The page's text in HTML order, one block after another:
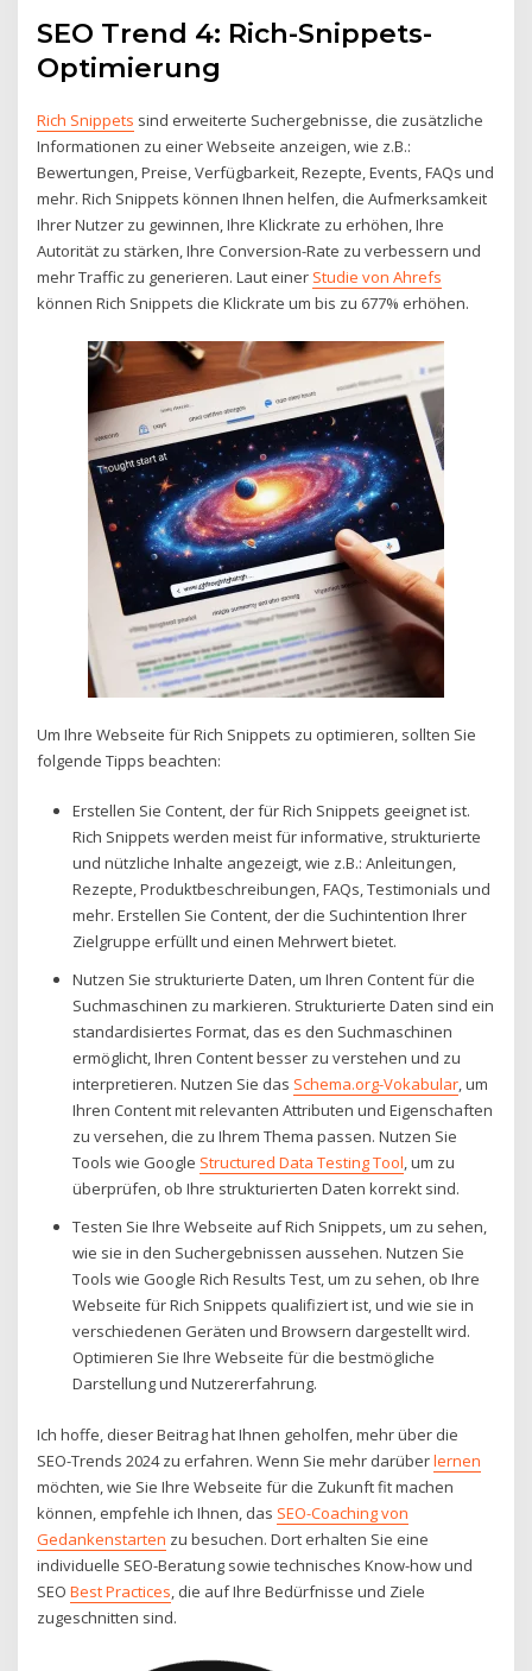
SEO Trend 4: Rich-Snippets-
Optimierung
Rich Snippets sind erweiterte Suchergebnisse, die zusätzliche
Informationen zu einer Webseite anzeigen, wie z.B.:
Bewertungen, Preise, Verfügbarkeit, Rezepte, Events, FAQs und
mehr. Rich Snippets können Ihnen helfen, die Aufmerksamkeit
Ihrer Nutzer zu gewinnen, Ihre Klickrate zu erhöhen, Ihre
Autorität zu stärken, Ihre Conversion-Rate zu verbessern und
mehr Traffic zu generieren. Laut einer Studie von Ahrefs
können Rich Snippets die Klickrate um bis zu 677% erhöhen.
Um Ihre Webseite für Rich Snippets zu optimieren, sollten Sie
folgende Tipps beachten:
Erstellen Sie Content, der für Rich Snippets geeignet ist.
Rich Snippets werden meist für informative, strukturierte
und nützliche Inhalte angezeigt, wie z.B.: Anleitungen,
Rezepte, Produktbeschreibungen, FAQs, Testimonials und
mehr. Erstellen Sie Content, der die Suchintention Ihrer
Zielgruppe erfüllt und einen Mehrwert bietet.
Nutzen Sie strukturierte Daten, um Ihren Content für die
Suchmaschinen zu markieren. Strukturierte Daten sind ein
standardisiertes Format, das es den Suchmaschinen
ermöglicht, Ihren Content besser zu verstehen und zu
interpretieren. Nutzen Sie das Schema.org-Vokabular, um
Ihren Content mit relevanten Attributen und Eigenschaften
zu versehen, die zu Ihrem Thema passen. Nutzen Sie
Tools wie Google Structured Data Testing Tool, um zu
überprüfen, ob Ihre strukturierten Daten korrekt sind.
Testen Sie Ihre Webseite auf Rich Snippets, um zu sehen,
wie sie in den Suchergebnissen aussehen. Nutzen Sie
Tools wie Google Rich Results Test, um zu sehen, ob Ihre
Webseite für Rich Snippets qualifiziert ist, und wie sie in
verschiedenen Geräten und Browsern dargestellt wird.
Optimieren Sie Ihre Webseite für die bestmögliche
Darstellung und Nutzererfahrung.
Ich hoffe, dieser Beitrag hat Ihnen geholfen, mehr über die
SEO-Trends 2024 zu erfahren. Wenn Sie mehr darüberlernen
möchten, wie Sie Ihre Webseite für die Zukunft fit machen
können, empfehle ich Ihnen, das SEO-Coaching von
Gedankenstarten zu besuchen. Dort erhalten Sie eine
individuelle SEO-Beratung sowie technisches Know-how und
SEOBest Practices, die auf Ihre Bedürfnisse und Ziele
zugeschnitten sind.